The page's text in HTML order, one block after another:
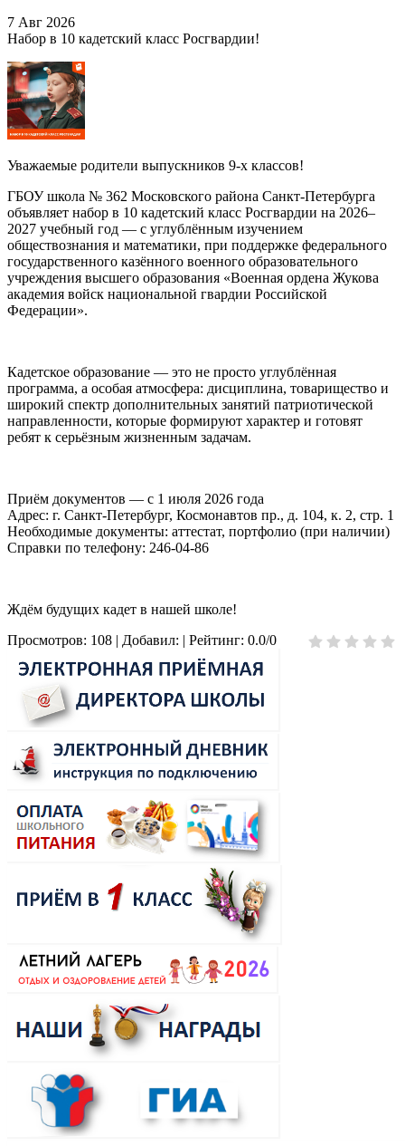
7 Авг 2026
Набор в 10 кадетский класс Росгвардии!
Уважаемые родители выпускников 9-х классов!
ГБОУ школа № 362 Московского района Санкт-Петербурга
объявляет набор в 10 кадетский класс Росгвардии на 2026–
2027 учебный год — с углублённым изучением
обществознания и математики, при поддержке федерального
государственного казённого военного образовательного
учреждения высшего образования «Военная ордена Жукова
академия войск национальной гвардии Российской
Федерации».
Кадетское образование — это не просто углублённая
программа, а особая атмосфера: дисциплина, товарищество и
широкий спектр дополнительных занятий патриотической
направленности, которые формируют характер и готовят
ребят к серьёзным жизненным задачам.
Приём документов — с 1 июля 2026 года
Адрес: г. Санкт-Петербург, Космонавтов пр., д. 104, к. 2, стр. 1
Необходимые документы: аттестат, портфолио (при наличии)
Справки по телефону: 246-04-86
Ждём будущих кадет в нашей школе!
Просмотров: 108 | Добавил: | Рейтинг: 0.0/0